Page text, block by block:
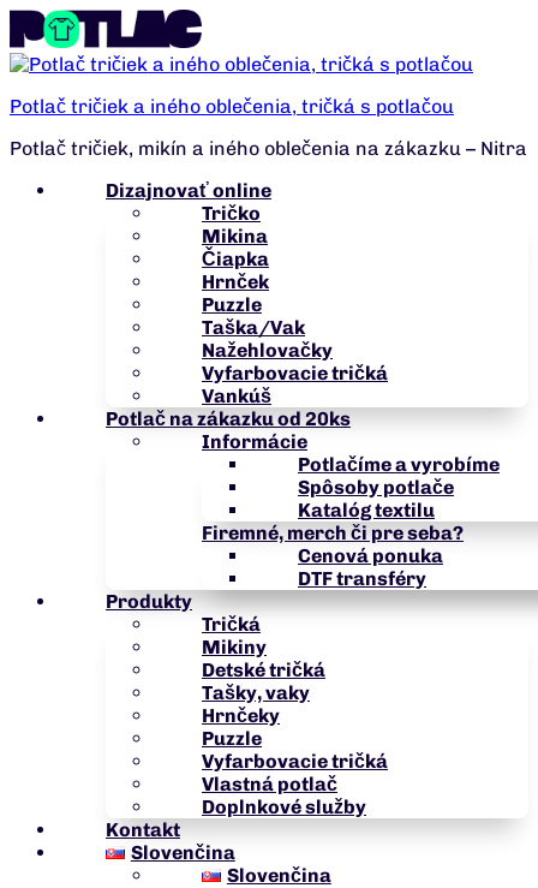
Potlač tričiek a iného oblečenia, tričká s potlačou
Potlač tričiek, mikín a iného oblečenia na zákazku – Nitra
Dizajnovať online
Tričko
Mikina
Čiapka
Hrnček
Puzzle
Taška/Vak
Nažehlovačky
Vyfarbovacie tričká
Vankúš
Potlač na zákazku od 20ks
Informácie
Potlačíme a vyrobíme
Spôsoby potlače
Katalóg textilu
Firemné, merch či pre seba?
Cenová ponuka
DTF transféry
Produkty
Tričká
Mikiny
Detské tričká
Tašky, vaky
Hrnčeky
Puzzle
Vyfarbovacie tričká
Vlastná potlač
Doplnkové služby
Kontakt
Slovenčina
Slovenčina